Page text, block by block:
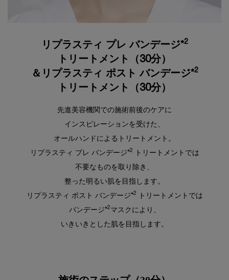
リプラスティ プレ バンデージ*2
トリートメント（30分）
＆リプラスティ ポスト バンデージ*2
トリートメント（30分）
先進美容機関での施術前後のケアに
インスピレーションを受けた、
オールハンドによるトリートメント。
リプラスティ プレ バンデージ*2 トリートメントでは
不要なものを取り除き、
整った明るい肌を目指します。
リプラスティ ポスト バンデージ*2 トリートメントでは
バンデージ*2 マスクにより、
いきいきとした肌を目指します。